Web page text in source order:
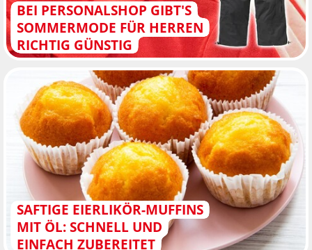
BEI PERSONALSHOP GIBT'S
SOMMERMODE FÜR HERREN
RICHTIG GÜNSTIG
SAFTIGE EIERLIKÖR-MUFFINS
MIT ÖL: SCHNELL UND
EINFACH ZUBEREITET